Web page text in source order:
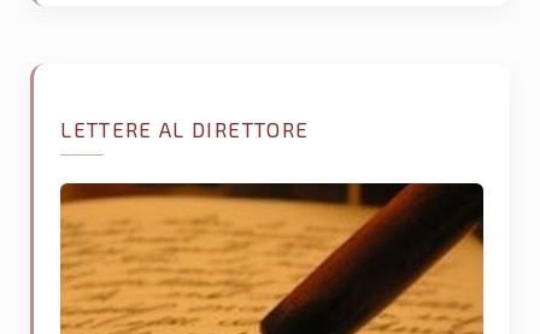
LETTERE AL DIRETTORE